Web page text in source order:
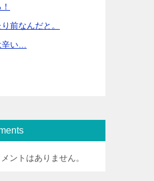
前なんだと。
辛い…
ントはありません。